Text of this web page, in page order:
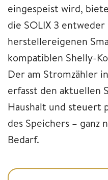
eingespeist wird,
die SOLIX 3
herstellereigenen
kompatiblen Shelly-
Der am Stromzähler
erfasst den aktuellen
Haushalt und steuert
des Speichers – ganz
Bedarf.